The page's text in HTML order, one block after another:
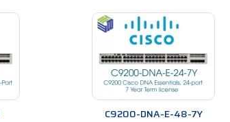
C9200-DNA-E-48-7Y